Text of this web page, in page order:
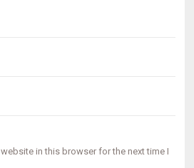
in this browser for the next time I